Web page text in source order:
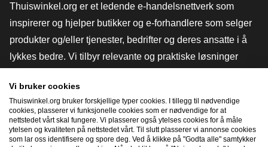
Thuiswinkel.org er et ledende e-handelsnettverk som
inspirerer og hjelper butikker og e-forhandlere som selger
produkter og/eller tjenester, bedrifter og deres ansatte i å
lykkes bedre. Vi tilbyr relevante og praktiske løsninger
verktøy og råd, advokatvirksomhet, markedsundersøkelser,
og har vår egen utdanningsplattform, Thuiswinkel e-
Academy.
Vi bruker cookies
Thuiswinkel.org bruker forskjellige typer cookies. I tillegg til nødvendige
cookies, plasserer vi funksjonelle cookies som er nødvendige for at
nettstedet vårt skal fungere. Vi plasserer også ytelses cookies for å måle
ytelsen og kvaliteten på nettstedet vårt. Til slutt plasserer vi annonse cookies
som lar oss identifisere og spore deg. Ved å klikke på "Godta alle" samtykker